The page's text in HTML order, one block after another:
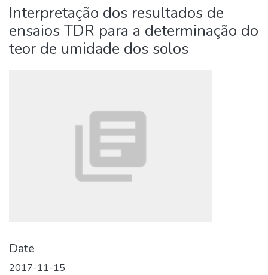
Statistics
Interpretação dos resultados de
ensaios TDR para a determinação do
teor de umidade dos solos
Date
2017-11-15